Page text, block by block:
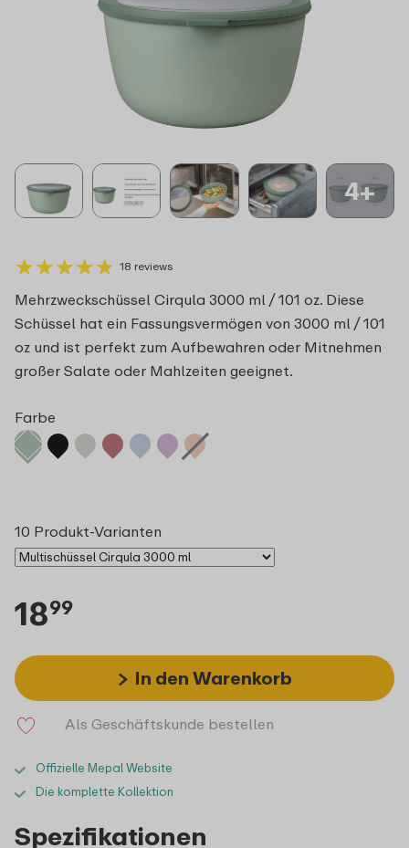
4+
★★★★★
★★★★★ 18 reviews
Mehrzweckschüssel Cirqula 3000 ml / 101 oz. Diese
Schüssel hat ein Fassungsvermögen von 3000 ml / 101
oz und ist perfekt zum Aufbewahren oder Mitnehmen
großer Salate oder Mahlzeiten geeignet.
Farbe
10 Produkt-Varianten
1899
In den Warenkorb
Als Geschäftskunde bestellen
Offizielle Mepal Website
Die komplette Kollektion
Spezifikationen